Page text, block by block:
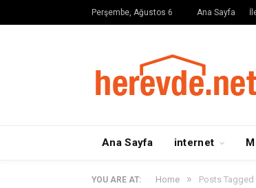
Perşembe, Ağustos 6 Ana Sayfa
Ana Sayfa internet
YOU ARE AT: Home » Posts Tagged